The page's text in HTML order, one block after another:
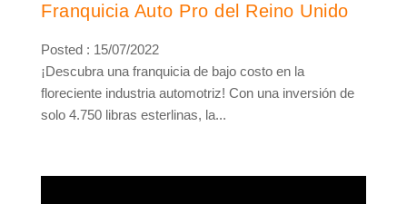
Franquicia Auto Pro del Reino Unido
Posted : 15/07/2022
¡Descubra una franquicia de bajo costo en la
floreciente industria automotriz! Con una inversión de
solo 4.750 libras esterlinas, la...